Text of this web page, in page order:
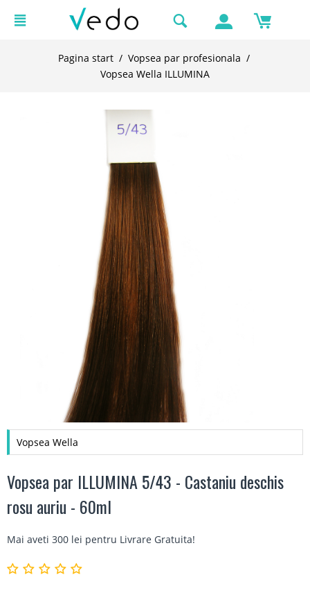
Pagina start / Vopsea par profesionala /
Vopsea Wella ILLUMINA
Vopsea Wella
Vopsea par ILLUMINA 5/43 - Castaniu deschis
rosu auriu - 60ml
Mai aveti 300 lei pentru Livrare Gratuita!